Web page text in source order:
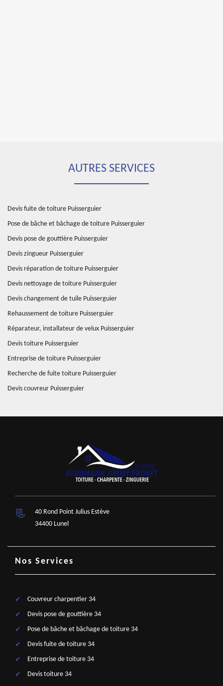
AUTRES SERVICES
Devis fuite de toiture Puisserguier
Pose de bâche et bâchage de toiture Puisserguier
Devis pose de gouttière Puisserguier
Devis zingueur Puisserguier
Devis réparation de toiture Puisserguier
Devis nettoyage de toiture Puisserguier
Devis changement de tuile Puisserguier
Rehaussement de toiture Puisserguier
Réparateur, installateur de velux Puisserguier
Devis toiture Puisserguier
Entreprise de toiture Puisserguier
Recherche de fuite toiture Puisserguier
Devis couvreur Puisserguier
40 Rond Point Julius Estève
34400 Lunel
Nos Services
Couvreur charpentier 34
Devis pose de gouttière 34
Pose de bâche et bâchage de toiture 34
Devis fuite de toiture 34
Entreprise de toiture 34
Devis toiture 34